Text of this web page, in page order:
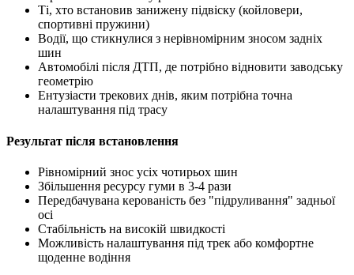
Ті, хто встановив занижену підвіску (койловери,
спортивні пружини)
Водії, що стикнулися з нерівномірним зносом задніх
шин
Автомобілі після ДТП, де потрібно відновити заводську
геометрію
Ентузіасти трекових днів, яким потрібна точна
налаштування під трасу
Результат після встановлення
Рівномірний знос усіх чотирьох шин
Збільшення ресурсу гуми в 3-4 рази
Передбачувана керованість без "підруливання" задньої
осі
Стабільність на високій швидкості
Можливість налаштування під трек або комфортне
щоденне водіння